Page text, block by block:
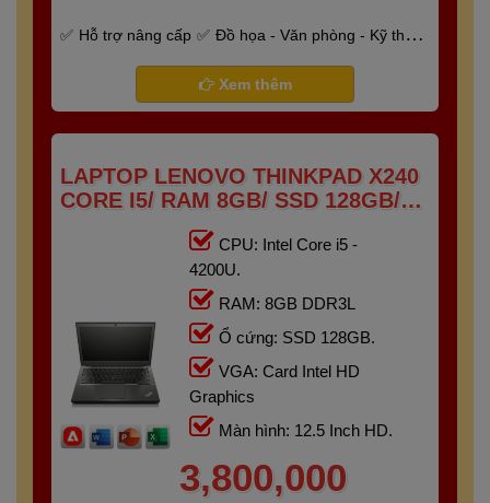
Hỗ trợ nâng cấp
Đồ họa - Văn phòng - Kỹ thuật
Xem thêm
LAPTOP LENOVO THINKPAD X240
CORE I5/ RAM 8GB/ SSD 128GB/
CPU: Intel Core i5 -
4200U.
RAM: 8GB DDR3L
Ổ cứng: SSD 128GB.
VGA: Card Intel HD
Graphics
Màn hình: 12.5 Inch HD.
3,800,000